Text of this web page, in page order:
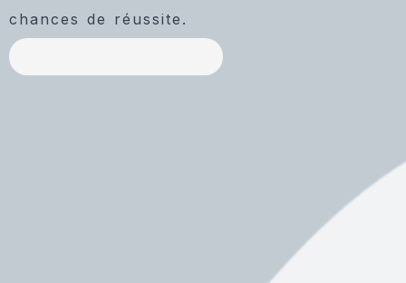
chances de réussite.